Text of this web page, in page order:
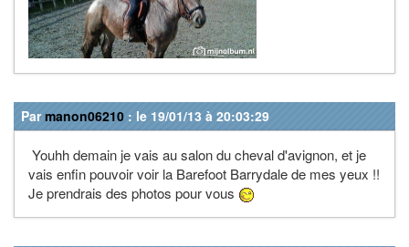
Parmanon06210 : le 19/01/13 à 20:03:29
Youhh demain je vais au salon du cheval d'avignon, et je
vais enfin pouvoir voir la Barefoot Barrydale de mes yeux !!
Je prendrais des photos pour vous